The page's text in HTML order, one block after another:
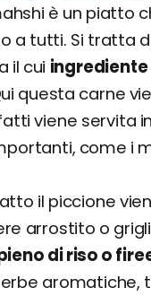
è un piatto
a tutti. Si tratta
il cui
questa carne
viene servita
come i
il piccione
arrostito o
di riso o
aromatiche,